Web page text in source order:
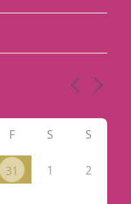
F S S
31 1 2